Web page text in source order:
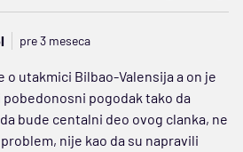
pre 3 meseca
o utakmici Bilbao-Valensija a on je
pogodak tako da
bude centalni deo ovog clanka, ne
nije kao da su napravili